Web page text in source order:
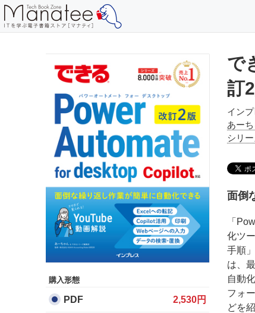
購入形態
PDF 2,530円
で
訂
イン
あー
シリ
面倒
「
化ツ
手順
は、
自動
フォ
どを